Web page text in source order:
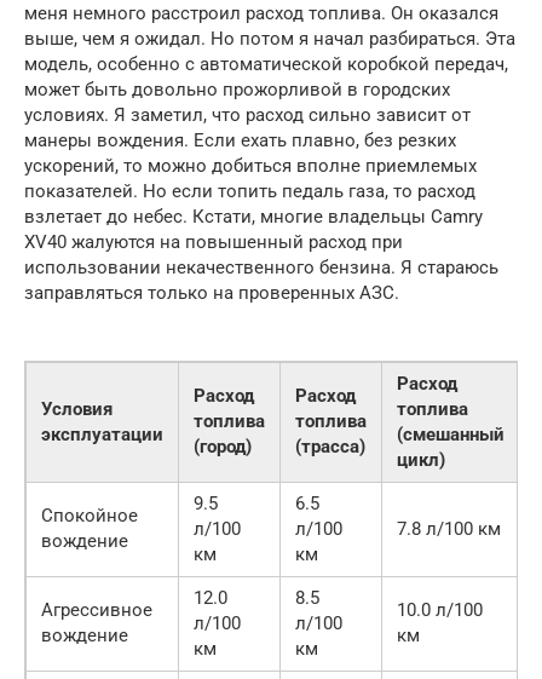
меня немного расстроил расход топлива. Он оказался
выше, чем я ожидал. Но потом я начал разбираться. Эта
модель, особенно с автоматической коробкой передач,
может быть довольно прожорливой в городских
условиях. Я заметил, что расход сильно зависит от
манеры вождения. Если ехать плавно, без резких
ускорений, то можно добиться вполне приемлемых
показателей. Но если топить педаль газа, то расход
взлетает до небес. Кстати, многие владельцы Camry
XV40 жалуются на повышенный расход при
использовании некачественного бензина. Я стараюсь
заправляться только на проверенных АЗС.
Условия
эксплуатации
Расход
топлива
(город)
Расход
топлива
(трасса)
Расход
топлива
(смешанный
цикл)
Спокойное
вождение
9.5
л/100
км
6.5
л/100
км
7.8 л/100 км
Агрессивное
вождение
12.0
л/100
км
8.5
л/100
км
10.0 л/100
км